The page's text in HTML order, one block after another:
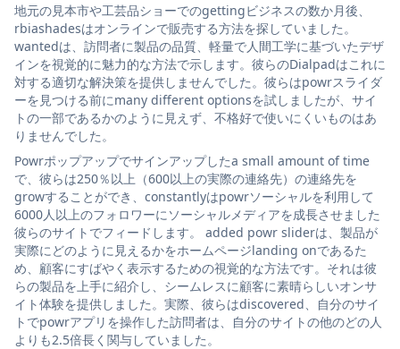
地元の見本市や工芸品ショーでのgettingビジネスの数か月後、
rbiashadesはオンラインで販売する方法を探していました。
wantedは、訪問者に製品の品質、軽量で人間工学に基づいたデザ
インを視覚的に魅力的な方法で示します。彼らのDialpadはこれに
対する適切な解決策を提供しませんでした。彼らはpowrスライダ
ーを見つける前にmany different optionsを試しましたが、サイ
トの一部であるかのように見えず、不格好で使いにくいものはあ
りませんでした。
Powrポップアップでサインアップしたa small amount of time
で、彼らは250％以上（600以上の実際の連絡先）の連絡先を
growすることができ、constantlyはpowrソーシャルを利用して
6000人以上のフォロワーにソーシャルメディアを成長させました
彼らのサイトでフィードします。 added powr sliderは、製品が
実際にどのように見えるかをホームページlanding onであるた
め、顧客にすばやく表示するための視覚的な方法です。それは彼
らの製品を上手に紹介し、シームレスに顧客に素晴らしいオンサ
イト体験を提供しました。実際、彼らはdiscovered、自分のサイ
トでpowrアプリを操作した訪問者は、自分のサイトの他のどの人
よりも2.5倍長く関与していました。